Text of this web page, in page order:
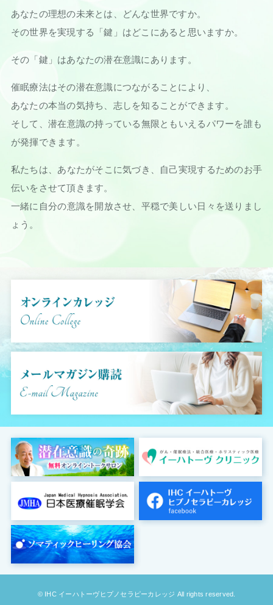
あなたの理想の未来とは、どんな世界ですか。
その世界を実現する「鍵」はどこにあると思いますか。
その「鍵」はあなたの潜在意識にあります。
催眠療法はその潜在意識につながることにより、
あなたの本当の気持ち、志しを知ることができます。
そして、潜在意識の持っている無限ともいえるパワーを誰も
が発揮できます。
私たちは、あなたがそこに気づき、自己実現するためのお手
伝いをさせて頂きます。
一緒に自分の意識を開放させ、平穏で美しい日々を送りまし
ょう。
© IHC イーハトーヴヒプノセラピーカレッジ All rights reserved.